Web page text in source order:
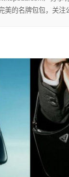
美的名牌包包，关注